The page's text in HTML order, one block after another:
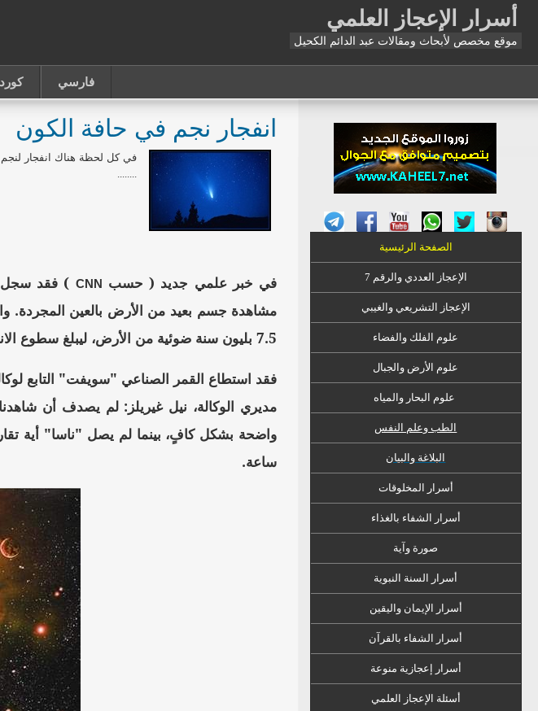
أسرار الإعجاز العلمي
موقع مخصص لأبحاث ومقالات عبد الدائم الكحيل
فارسي
انفجار نجم في حافة الكون
في كل لحظة هناك انفجار لنجم
........
في خبر علمي جديد ( حسب CNN ) فقد سجل
مشاهدة جسم بعيد من الأرض بالعين المجردة.
7.5 بليون سنة ضوئية من الأرض، ليبلغ سطوع الانفجار الأرض فجر الأربعاء.
فقد استطاع القمر الصناعي "سويفت" التابع
مديري الوكالة، نيل غيريلز: لم يصدف أن
واضحة بشكل كافٍ، بينما لم يصل "ناسا" أية
ساعة.
الصفحة الرئيسية
الإعجاز العددي والرقم 7
الإعجاز التشريعي والغيبي
علوم الفلك والفضاء
علوم الأرض والجبال
علوم البحار والمياه
الطب وعلم النفس
البلاغة والبيان
أسرار المخلوقات
أسرار الشفاء بالغذاء
صورة وآية
أسرار السنة النبوية
أسرار الإيمان واليقين
أسرار الشفاء بالقرآن
أسرار إعجازية منوعة
أسئلة الإعجاز العلمي